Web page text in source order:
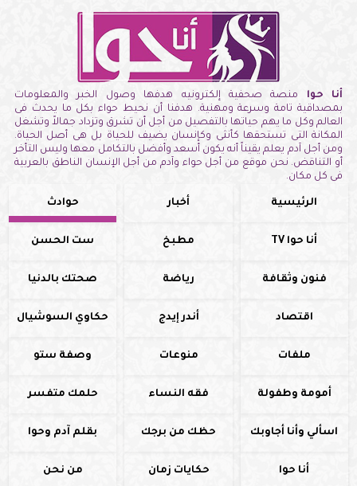
أنا حوا منصة صحفية إلكترونيه هدفها وصول الخبر والمعلومات
بمصداقية تامة وسرعة ومهنية. هدفنا أن نحيط حواء بكل ما يحدث فى
العالم وكل ما يهم حياتها بالتفصيل من أجل أن تشرق وتزداد جمالاً وتشغل
المكانة التى تستحقها كأنثى وكإنسان يضيف للحياة بل هى أصل الحياة.
ومن أجل آدم يعلم يقيناً أنه يكون أسعد وأفضل بالتكامل معها وليس التأخر
أو التناقض. نحن موقع من أجل حواء وآدم من أجل الإنسان الناطق بالعربية
فى كل مكان.
الرئيسية أخبار حوادث
أنا حوا TV مطبخ ست الحسن
فنون وثقافة رياضة صحتك بالدنيا
اقتصاد أندر إيدج حكاوي السوشيال
ملفات منوعات وصفة ستو
أمومة وطفولة فقه النساء حلمك متفسر
اسألي وأنا أجاوبك حظك من برجك بقلم آدم وحوا
أنا حوا حكايات زمان من نحن